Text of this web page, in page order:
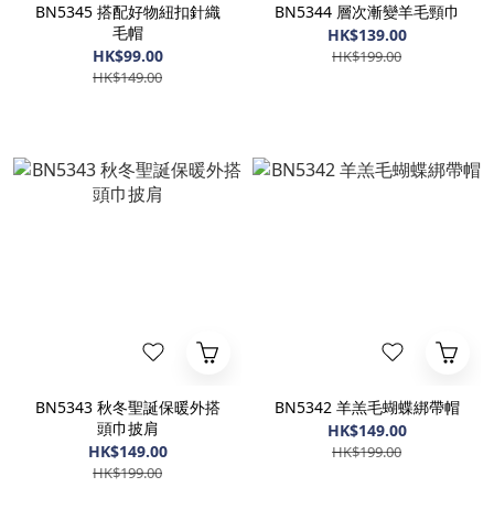
BN5345 搭配好物紐扣針織
毛帽
HK$99.00
HK$149.00
BN5344 層次漸變羊毛頸巾
HK$139.00
HK$199.00
BN5343 秋冬聖誕保暖外搭
頭巾披肩
HK$149.00
HK$199.00
BN5342 羊羔毛蝴蝶綁帶帽
HK$149.00
HK$199.00